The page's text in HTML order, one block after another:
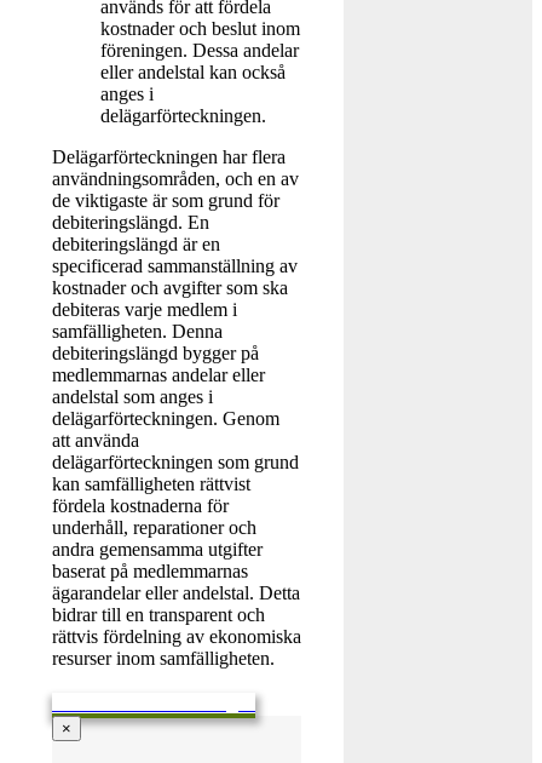
används för att fördela
kostnader och beslut inom
föreningen. Dessa andelar
eller andelstal kan också
anges i
delägarförteckningen.
Delägarförteckningen har flera
användningsområden, och en av
de viktigaste är som grund för
debiteringslängd. En
debiteringslängd är en
specificerad sammanställning av
kostnader och avgifter som ska
debiteras varje medlem i
samfälligheten. Denna
debiteringslängd bygger på
medlemmarnas andelar eller
andelstal som anges i
delägarförteckningen. Genom
att använda
delägarförteckningen som grund
kan samfälligheten rättvist
fördela kostnaderna för
underhåll, reparationer och
andra gemensamma utgifter
baserat på medlemmarnas
ägarandelar eller andelstal. Detta
bidrar till en transparent och
rättvis fördelning av ekonomiska
resurser inom samfälligheten.
×